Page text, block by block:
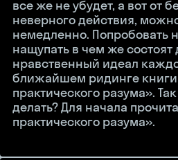
все же не убудет, а вот от
неверного действия,
немедленно. Попробовать
нащупать в чем же
нравственный идеал
ближайшем ридинге книги
практического разума».
делать? Для начала
практического разума».